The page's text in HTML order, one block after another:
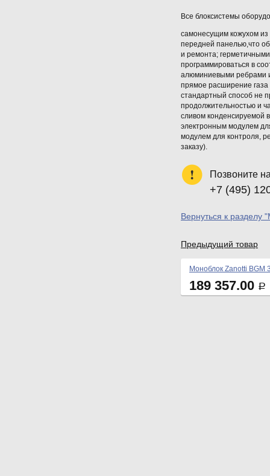
Все блоксистемы
самонесущим кожухом
передней панелью,что
и ремонта;
программироваться в
алюминиевыми ребрами
прямое расширение газа
стандартный способ не
продолжительностью и
сливом конденсируемой
электронным модулем
модулем для контроля,
заказу).
Позвоните
+7 (495)
Вернуться к разделу
Предыдущий товар
Моноблок Zanotti BGM
189 357.00 Р